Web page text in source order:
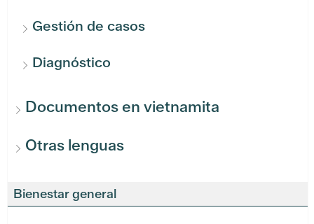
Gestión de casos
Diagnóstico
Documentos en vietnamita
Otras lenguas
Bienestar general